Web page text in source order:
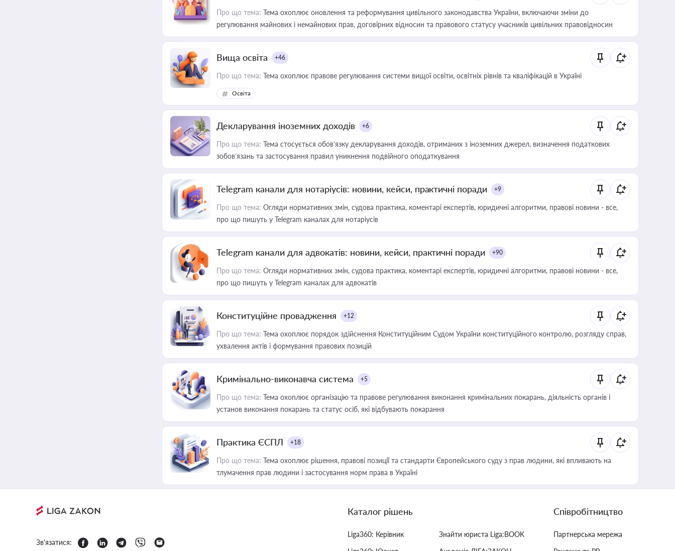
Про що тема: Тема охоплює оновлення та реформування цивільного законодавства України, включаючи зміни до
регулювання майнових і немайнових прав, договірних відносин та правового статусу учасників цивільних правовідносин
Вища освіта +46
Про що тема: Тема охоплює правове регулювання системи вищої освіти, освітніх рівнів та кваліфікацій в Україні
Освіта
Декларування іноземних доходів +6
Про що тема: Тема стосується обов’язку декларування доходів, отриманих з іноземних джерел, визначення податкових
зобов’язань та застосування правил уникнення подвійного оподаткування
Telegram канали для нотаріусів: новини, кейси, практичні поради +9
Про що тема: Огляди нормативних змін, судова практика, коментарі експертів, юридичні алгоритми, правові новини - все,
про що пишуть у Telegram каналах для нотаріусів
Telegram канали для адвокатів: новини, кейси, практичні поради +90
Про що тема: Огляди нормативних змін, судова практика, коментарі експертів, юридичні алгоритми, правові новини - все,
про що пишуть у Telegram каналах для адвокатів
Конституційне провадження +12
Про що тема: Тема охоплює порядок здійснення Конституційним Судом України конституційного контролю, розгляду справ,
ухвалення актів і формування правових позицій
Кримінально-виконавча система +5
Про що тема: Тема охоплює організацію та правове регулювання виконання кримінальних покарань, діяльність органів і
установ виконання покарань та статус осіб, які відбувають покарання
Практика ЄСПЛ +18
Про що тема: Тема охоплює рішення, правові позиції та стандарти Європейського суду з прав людини, які впливають на
тлумачення прав людини і застосування норм права в Україні
Зв'язатися:
Каталог рішень
Liga360: Керівник
Знайти юриста Liga:BOOK
Співробітництво
Партнерська мережа